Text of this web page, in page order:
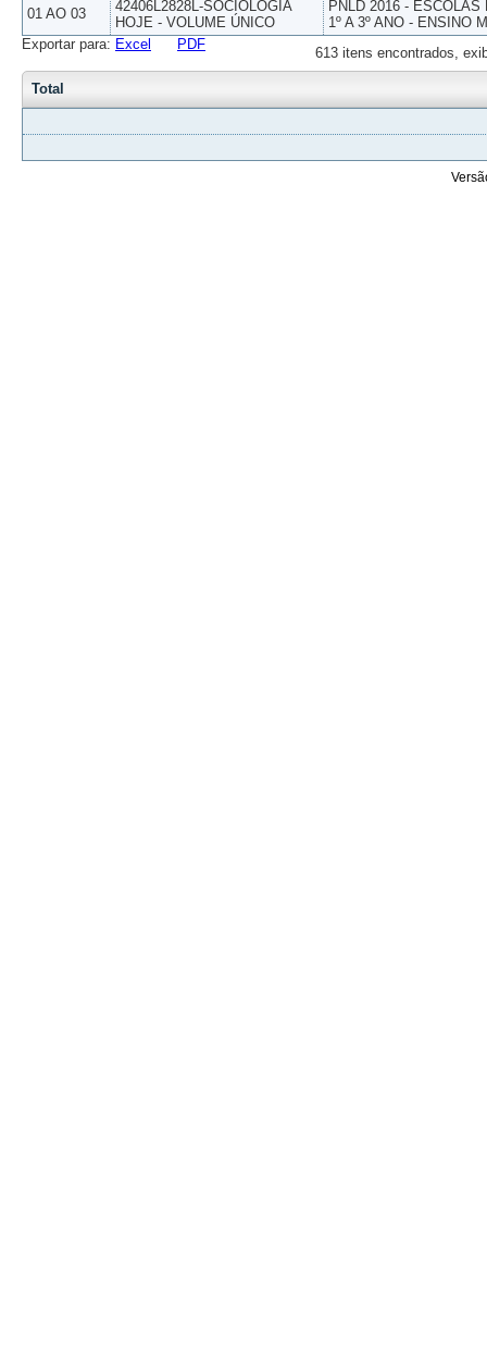
01 AO 03
42406L2828L-SOCIOLOGIA
HOJE - VOLUME ÚNICO
PNLD 2016 -
1º A 3º ANO - ENSINO
613 itens encontrados,
Exportar para: Excel PDF
Total